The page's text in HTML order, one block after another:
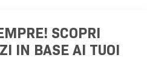
SCOPRI
IN BASE AI TUOI